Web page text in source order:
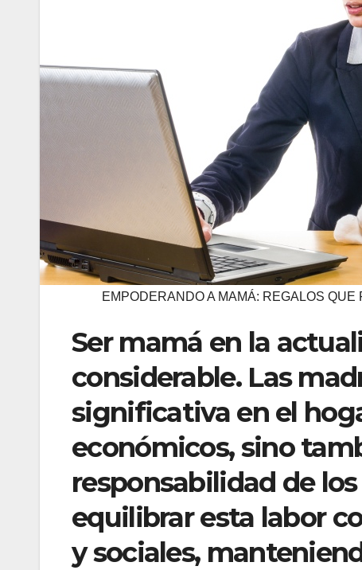
EMPODERANDO A MAMÁ: REGALOS
Ser mamá en la
considerable. Las
significativa en el
económicos, sino
responsabilidad de
equilibrar esta labor
y sociales,